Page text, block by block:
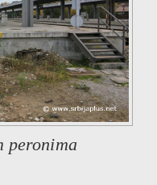
peronima